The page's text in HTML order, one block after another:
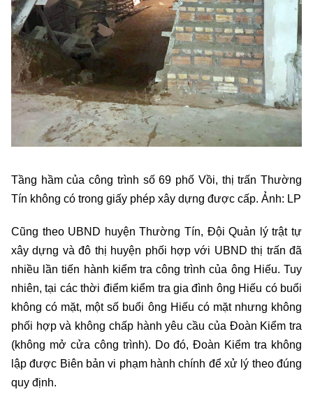
Tầng hầm của công trình số 69 phố Vồi, thị trấn Thường
Tín không có trong giấy phép xây dựng được cấp. Ảnh: LP
Cũng theo UBND huyện Thường Tín, Đội Quản lý trật tự
xây dựng và đô thị huyện phối hợp với UBND thị trấn đã
nhiều lần tiến hành kiểm tra công trình của ông Hiếu. Tuy
nhiên, tại các thời điểm kiểm tra gia đình ông Hiếu có buổi
không có mặt, một số buổi ông Hiếu có mặt nhưng không
phối hợp và không chấp hành yêu cầu của Đoàn Kiểm tra
(không mở cửa công trình). Do đó, Đoàn Kiểm tra không
lập được Biên bản vi phạm hành chính để xử lý theo đúng
quy định.